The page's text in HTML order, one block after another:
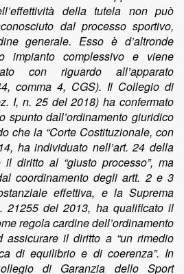
della tutela non può
dal processo sportivo,
generale. Esso è d’altronde
impianto complessivo e viene
con riguardo all’apparato
comma 4, CGS). Il Collegio di
I, n. 25 del 2018) ha confermato
spunto dall’ordinamento giuridico
che la “Corte Costituzionale, con
ha individuato nell’art. 24 della
diritto al “giusto processo”, ma
coordinamento degli artt. 2 e 3
effettiva, e la Suprema
21255 del 2013, ha qualificato il
regola cardine dell’ordinamento
assicurare il diritto a “un rimedio
di equilibrio e di coerenza”. In
di Garanzia dello Sport